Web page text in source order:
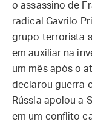
o assassino de
radical Gavrilo
grupo terrorista
em auxiliar na
um mês após o
declarou guerra
Rússia apoiou a
em um conflito